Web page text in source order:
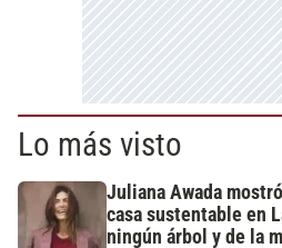
Lo más visto
Juliana Awada
casa sustentable en
ningún árbol y de la